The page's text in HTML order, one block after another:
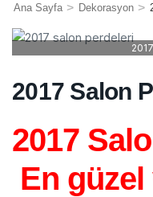
Ana Sayfa > Dekorasyon >
2017 Salon
2017
En